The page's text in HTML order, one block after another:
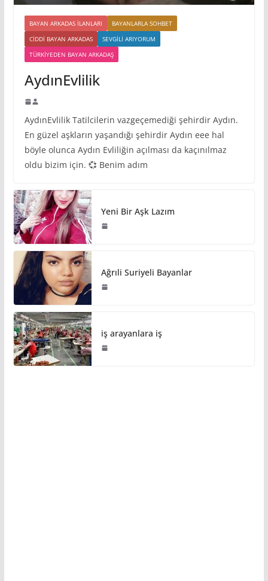
BAYAN ARKADAS ILANLARI
BAYANLARLA SOHBET
CIDDI BAYAN ARKADAS
SEVGILI ARIYORUM
TÜRKIYEDEN BAYAN ARKADAŞ
AydınEvlilik
AydınEvlilik Tatilcilerin vazgeçemediği şehirdir Aydın.
En güzel aşkların yaşandığı şehirdir Aydın eee hal
böyle olunca Aydın Evliliğin açılması da kaçınılmaz
oldu bizim için. 💞 Benim adım
Yeni Bir Aşk Lazım
Ağrıli Suriyeli Bayanlar
iş arayanlara iş